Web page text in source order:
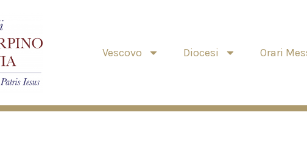
Vescovo Diocesi Orari